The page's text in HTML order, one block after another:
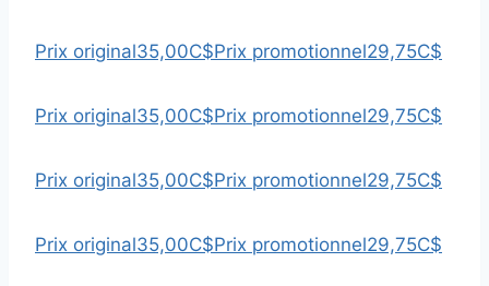
Prix original35,00C$Prix promotionnel29,75C$
Prix original35,00C$Prix promotionnel29,75C$
Prix original35,00C$Prix promotionnel29,75C$
Prix original35,00C$Prix promotionnel29,75C$